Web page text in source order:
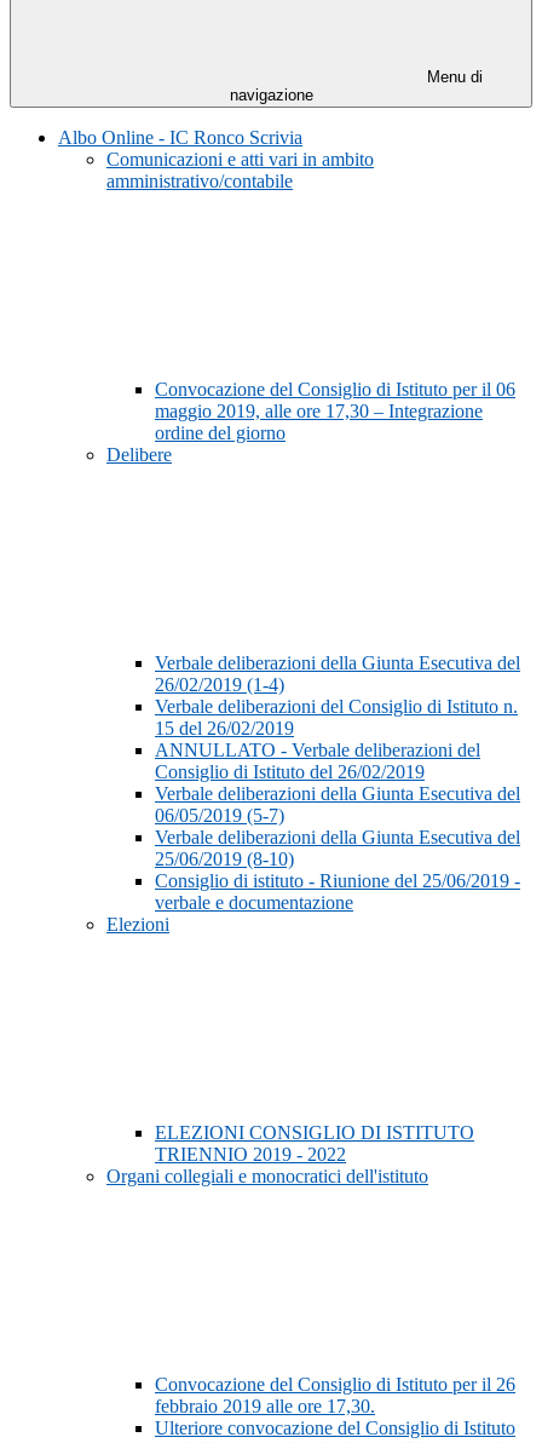
Menu di
navigazione
Albo Online - IC Ronco Scrivia
Comunicazioni e atti vari in ambito
amministrativo/contabile
Convocazione del Consiglio di Istituto per il 06
maggio 2019, alle ore 17,30 – Integrazione
ordine del giorno
Delibere
Verbale deliberazioni della Giunta Esecutiva del
26/02/2019 (1-4)
Verbale deliberazioni del Consiglio di Istituto n.
15 del 26/02/2019
ANNULLATO - Verbale deliberazioni del
Consiglio di Istituto del 26/02/2019
Verbale deliberazioni della Giunta Esecutiva del
06/05/2019 (5-7)
Verbale deliberazioni della Giunta Esecutiva del
25/06/2019 (8-10)
Consiglio di istituto - Riunione del 25/06/2019 -
verbale e documentazione
Elezioni
ELEZIONI CONSIGLIO DI ISTITUTO
TRIENNIO 2019 - 2022
Organi collegiali e monocratici dell'istituto
Convocazione del Consiglio di Istituto per il 26
febbraio 2019 alle ore 17,30.
Ulteriore convocazione del Consiglio di Istituto